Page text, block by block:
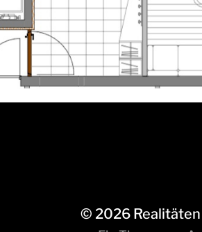
© 2026